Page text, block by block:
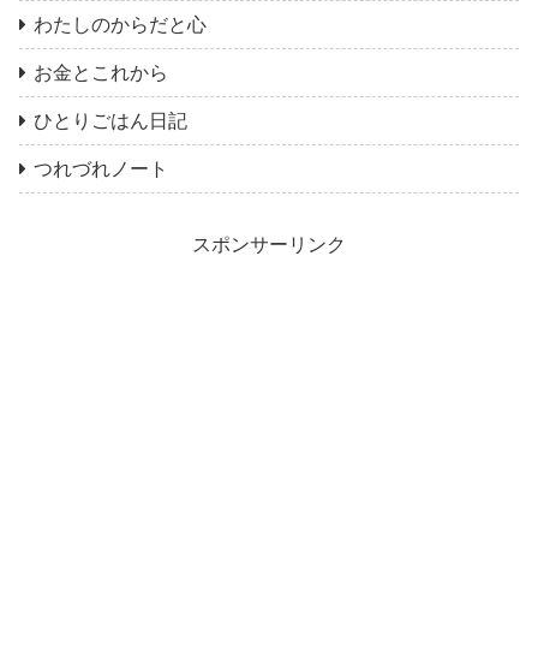
わたしのからだと心
お金とこれから
ひとりごはん日記
つれづれノート
スポンサーリンク